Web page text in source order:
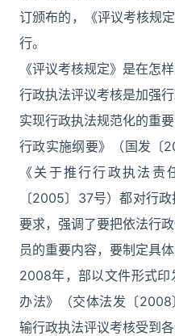
订颁布的，《评议考核规
行。
《评议考核规定》是在怎
行政执法评议考核是加强
实现行政执法规范化的重
行政实施纲要》（国发〔
《关于推行行政执法
〔2005〕37号）都对行
要求，强调了要把依法行
员的重要内容，要制定具
2008年，部以文件形式
办法》（交体法发〔
输行政执法评议考核受到